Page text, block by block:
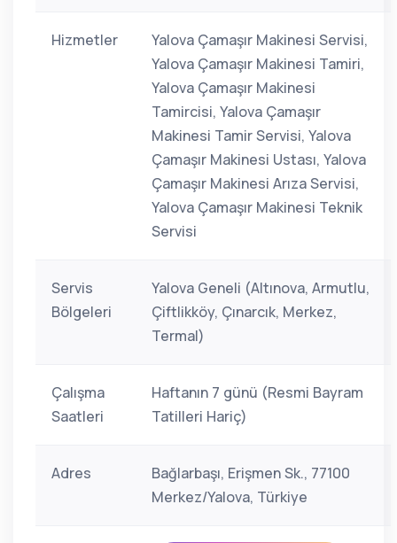
Hizmetler
Yalova Çamaşır Makinesi Servisi,
Yalova Çamaşır Makinesi Tamiri,
Yalova Çamaşır Makinesi
Tamircisi, Yalova Çamaşır
Makinesi Tamir Servisi, Yalova
Çamaşır Makinesi Ustası, Yalova
Çamaşır Makinesi Arıza Servisi,
Yalova Çamaşır Makinesi Teknik
Servisi
Servis
Bölgeleri
Yalova Geneli (Altınova, Armutlu,
Çiftlikköy, Çınarcık, Merkez,
Termal)
Çalışma
Saatleri
Haftanın 7 günü (Resmi Bayram
Tatilleri Hariç)
Adres
Bağlarbaşı, Erişmen Sk., 77100
Merkez/Yalova, Türkiye